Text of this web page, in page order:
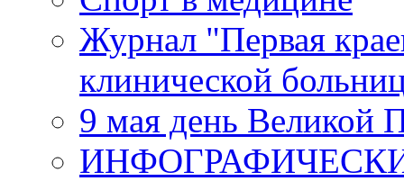
Журнал "Первая
клинической
9 мая день Великой